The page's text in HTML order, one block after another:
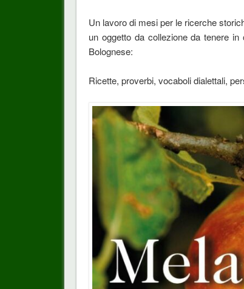
Un lavoro di mesi per le ricerche
un oggetto da collezione da tenere
Bolognese:
Ricette, proverbi, vocaboli dialettali,